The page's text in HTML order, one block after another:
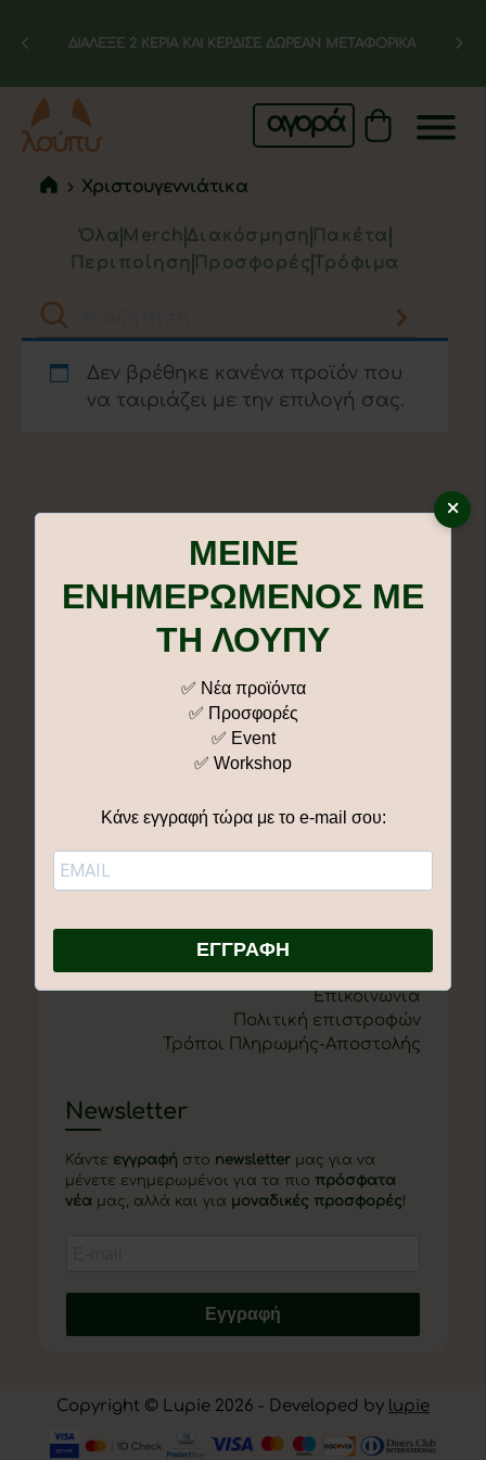
ΔΙΑΛΕΞΕ 2 ΚΕΡΙΑ ΚΑΙ ΚΕΡΔΙΣΕ ΔΩΡΕΑΝ ΜΕΤΑΦΟΡΙΚΑ
αγορά
Χριστουγεννιάτικα
Όλα Merch Διακόσμηση
Πακέτα
Περιποίηση
Προσφορές Τρόφιμα
Δεν βρέθηκε κανένα προϊόν που
να ταιριάζει με την επιλογή σας.
Επικοινωνία
Δ. Καμπούρογλου 10, 55133, Καλαμαριά,
Θεσ/νίκη, Ελλάδα
Αγορά E-shop
Τα ορεινά – Blog
Συχνές Ερωτήσεις
Επικοινωνία
Πολιτική επιστροφών
Τρόποι Πληρωμής-Αποστολής
Newsletter
Κάντε εγγραφή στο newsletter μας για να
μένετε ενημερωμένοι για τα πιο πρόσφατα
νέα μας, αλλά και για μοναδικές προσφορές!
Εγγραφή
Copyright © Lupie 2026 - Developed by lupie
×
ΜΕΙΝΕ
ΕΝΗΜΕΡΩΜΕΝΟΣ ΜΕ
ΤΗ ΛΟΥΠΥ
✅ Νέα προϊόντα
✅ Προσφορές
✅ Event
✅ Workshop
Κάνε εγγραφή τώρα με το e-mail σου:
ΕΓΓΡΑΦΗ